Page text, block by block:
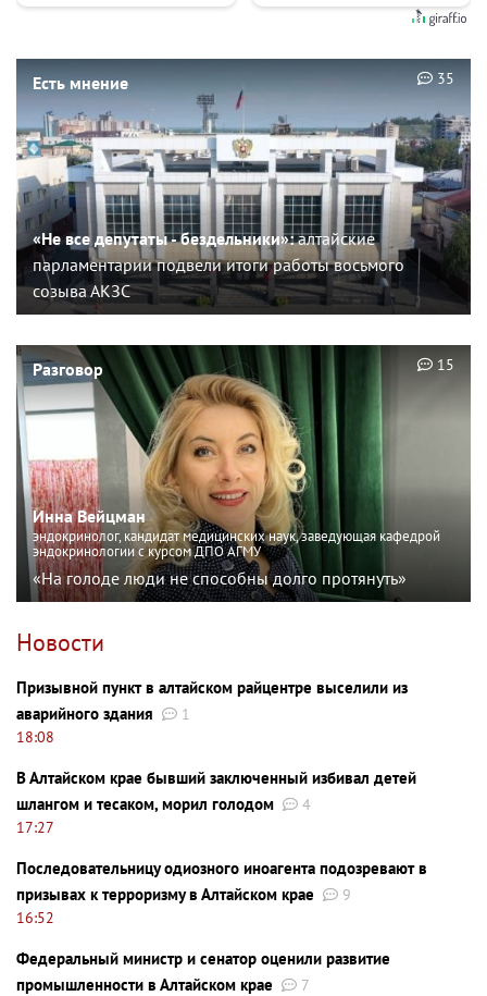
Есть мнение
«Не все депутаты - бездельники»:алтайские
парламентарии подвели итоги работы восьмого
созыва АКЗС
35
Разговор
Инна Вейцман
эндокринолог, кандидат медицинских наук, заведующая кафедрой
эндокринологии с курсом ДПО АГМУ
«На голоде люди не способны долго протянуть»
15
Новости
Призывной пункт в алтайском райцентре выселили из
аварийного здания
1
18:08
В Алтайском крае бывший заключенный избивал детей
шлангом и тесаком, морил голодом
4
17:27
Последовательницу одиозного иноагента подозревают в
призывах к терроризму в Алтайском крае
9
16:52
Федеральный министр и сенатор оценили развитие
промышленности в Алтайском крае
7